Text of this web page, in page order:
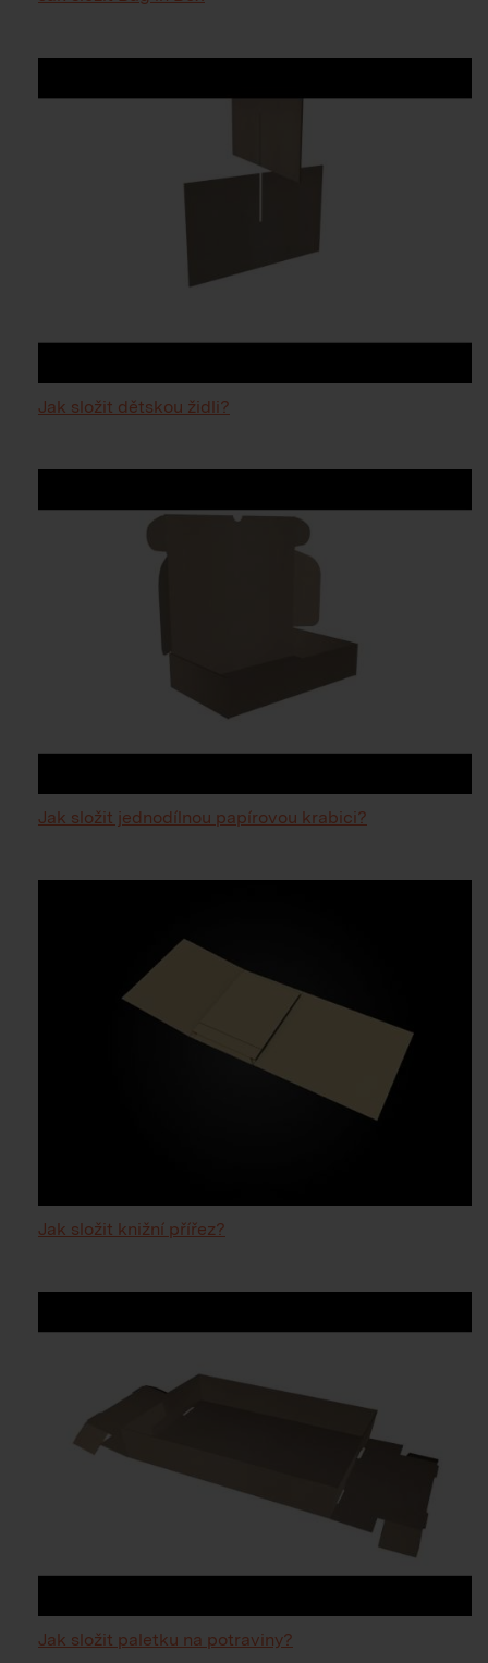
Jak složit dětskou židli?
Jak složit jednodílnou papírovou krabici?
Jak složit knižní přířez?
Jak složit paletku na potraviny?